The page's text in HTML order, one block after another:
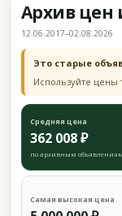
Архив цен
12.06.2017–02.08.2026
Это старые
Используйте цены
Средняя цена
362 008 ₽
по архивным
Самая высокая цена